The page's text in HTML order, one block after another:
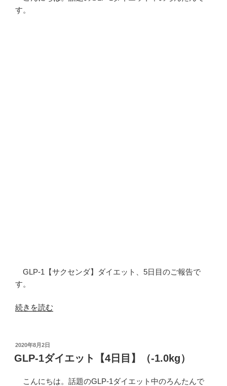
す。
GLP-1【サクセンダ】ダイエット、5日目のご報告で
す。
“GLP-
イ
エ
続きを読む
投
稿
日:
2020年8月2日
GLP-1ダイエット【4日目】（-1.0kg）
こんにちは。話題のGLP-1ダイエット中のろんたんで